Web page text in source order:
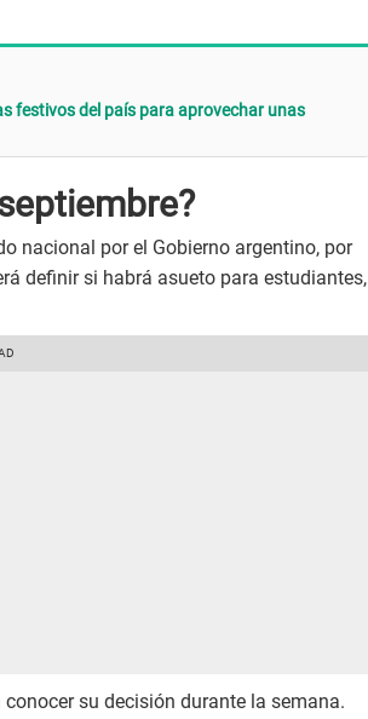
festivos del país para aprovechar unas
nacional por el Gobierno argentino, por
definir si habrá asueto para estudiantes,
su decisión durante la semana.